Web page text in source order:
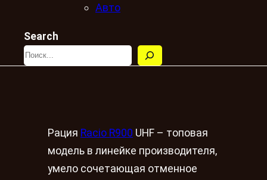
Авто
Search
Рация Racio R900 UHF – топовая
модель в линейке производителя,
умело сочетающая отменное